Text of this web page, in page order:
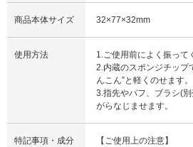
商品本体サイズ 32×77×32mm
使用方法
1.ご使用前によく振って
2.内蔵のスポンジチップ
んこん”と軽くのせます。
3.指先やパフ、ブラシ(
がらなじませます。
特記事項・成分
【ご使用上の注意】